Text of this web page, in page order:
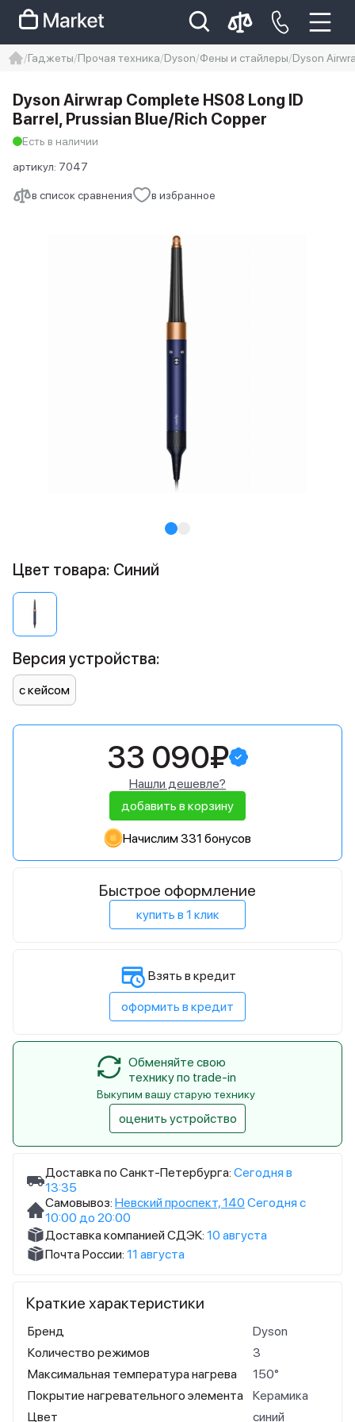
Iphone 14 pro max
айфон 14
Гаджеты Прочая техника Dyson Фены и стайлеры Dyson
в список сравнения в избранное
Dyson Airwrap Complete HS08 Long ID
Barrel, Prussian Blue/Rich Copper
Есть в наличии
артикул: 7047
Доставка по Санкт-Петербурга: Сегодня в
13:35
Самовывоз: Невский проспект, 140 Сегодня с
10:00 до 20:00
Доставка компанией СДЭК: 10 августа
Почта России: 11 августа
Краткие характеристики
Бренд
Dyson
Количество режимов
3
Максимальная температура нагрева
150°
Покрытие нагревательного элемента
Керамика
Цвет
синий
Цвет товара: Синий
Версия устройства:
с кейсом
33 090₽
Нашли дешевле?
добавить в корзину
Начислим 331 бонусов
Быстрое оформление
купить в 1 клик
Взять в кредит
оформить в кредит
Обменяйте свою
технику по trade-in
Выкупим вашу старую технику
оценить устройство